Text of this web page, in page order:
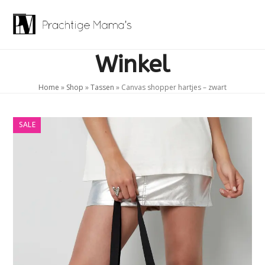
contentOpen
Close
Winkel
Home » Shop »Tassen » Canvas shopper hartjes – zwart
SALE